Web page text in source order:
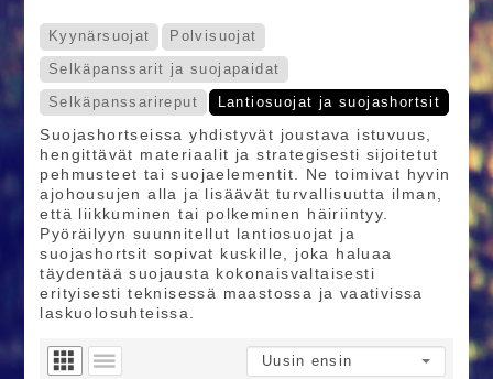
Kyynärsuojat
Polvisuojat
Selkäpanssarit ja suojapaidat
Selkäpanssarireput
Lantiosuojat ja suojashortsit
Suojashortseissa yhdistyvät joustava istuvuus,
hengittävät materiaalit ja strategisesti sijoitetut
pehmusteet tai suojaelementit. Ne toimivat hyvin
ajohousujen alla ja lisäävät turvallisuutta ilman,
että liikkuminen tai polkeminen häiriintyy.
Pyöräilyyn suunnitellut lantiosuojat ja
suojashortsit sopivat kuskille, joka haluaa
täydentää suojausta kokonaisvaltaisesti
erityisesti teknisessä maastossa ja vaativissa
laskuolosuhteissa.